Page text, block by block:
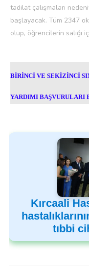
tadilat çalışmaları
başlayacak. Tüm 2347
olup, öğrencilerin salığı
BİRİNCİ VE SEKİZİNCİ
YARDIMI BAŞVURULARI
Kırcaali
tıbbi